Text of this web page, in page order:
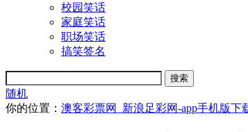
校园笑话
家庭笑话
职场笑话
搞笑签名
随机
你的位置： 澳客彩票网_新浪足彩网-app手机版下